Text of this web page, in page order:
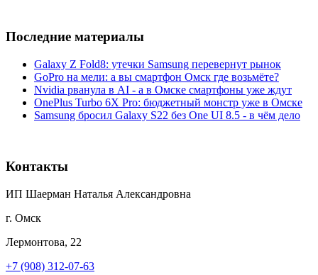
Последние материалы
Galaxy Z Fold8: утечки Samsung перевернут рынок
GoPro на мели: а вы смартфон Омск где возьмёте?
Nvidia рванула в AI - а в Омске смартфоны уже ждут
OnePlus Turbo 6X Pro: бюджетный монстр уже в Омске
Samsung бросил Galaxy S22 без One UI 8.5 - в чём дело
Контакты
ИП Шаерман Наталья Александровна
г. Омск
Лермонтова, 22
+7 (908) 312-07-63